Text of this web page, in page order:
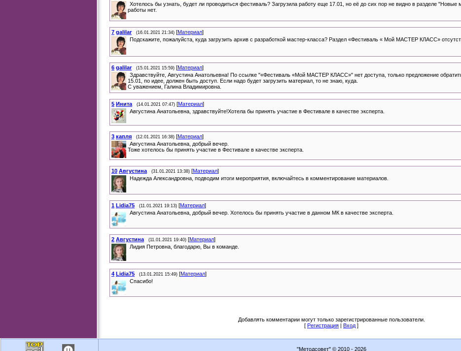
Хотелось бы узнать, будет ли проводиться фестиваль? Загрузила работу еще 17.01, но её до сих пор не видно в разделе
работы нет.
7 galilar (16.01.2021 21:34) [Материал]
Подскажите, пожалуйста, куда загрузить архив с разработкой мастер-класса? Раздел «Фестиваль « Мой МАСТЕР КЛАСС»
6 galilar (15.01.2021 15:59) [Материал]
Здравствуйте, Августина Анатольевна! По ссылке "«Фестиваль «Мой МАСТЕР КЛАСС»" нет доступа, только предложение
15.01, по идее, должен быть доступ. Если надо будет загрузить материал, то не знаю, куда.
С уважением, Галина Владимировна.
5 Инита (14.01.2021 07:47) [Материал]
Августина Анатольевна, здравствуйте!Хотела бы принять участие в Фестивале в качестве эксперта.
3 капля (12.01.2021 16:38) [Материал]
Августина Анатольевна, добрый вечер.
Тоже хотелось бы принять участие в Фестивале в качестве эксперта.
10 Августина (31.01.2021 13:38) [Материал]
Надежда Александровна, подводим итоги мероприятия, включайтесь в комментирование материалов.
1 Lidia75 (11.01.2021 19:13) [Материал]
Августина Анатольевна, добрый вечер. Хотелось бы принять участие в данном МК в качестве эксперта.
2 Августина (11.01.2021 19:40) [Материал]
Лидия Петровна, благодарю, Вы в команде.
4 Lidia75 (13.01.2021 15:49) [Материал]
Спасибо!
Добавлять комментарии могут только зарегистрированные пользователи.
[ Регистрация | Вход ]
"Методсовет" © 2010 - 2026